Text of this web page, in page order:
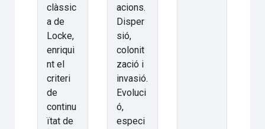
clàssic
a de
Locke,
enriqui
nt el
criteri
de
continu
ïtat de
acions.
Disper
sió,
colonit
zació i
invasió.
Evoluci
ó,
especi